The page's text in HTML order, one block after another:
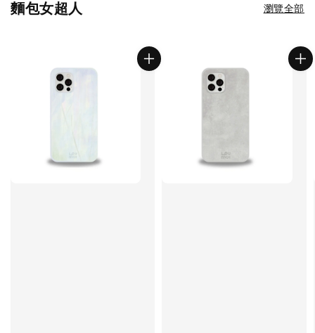
麵包女超人 瀏覽全部